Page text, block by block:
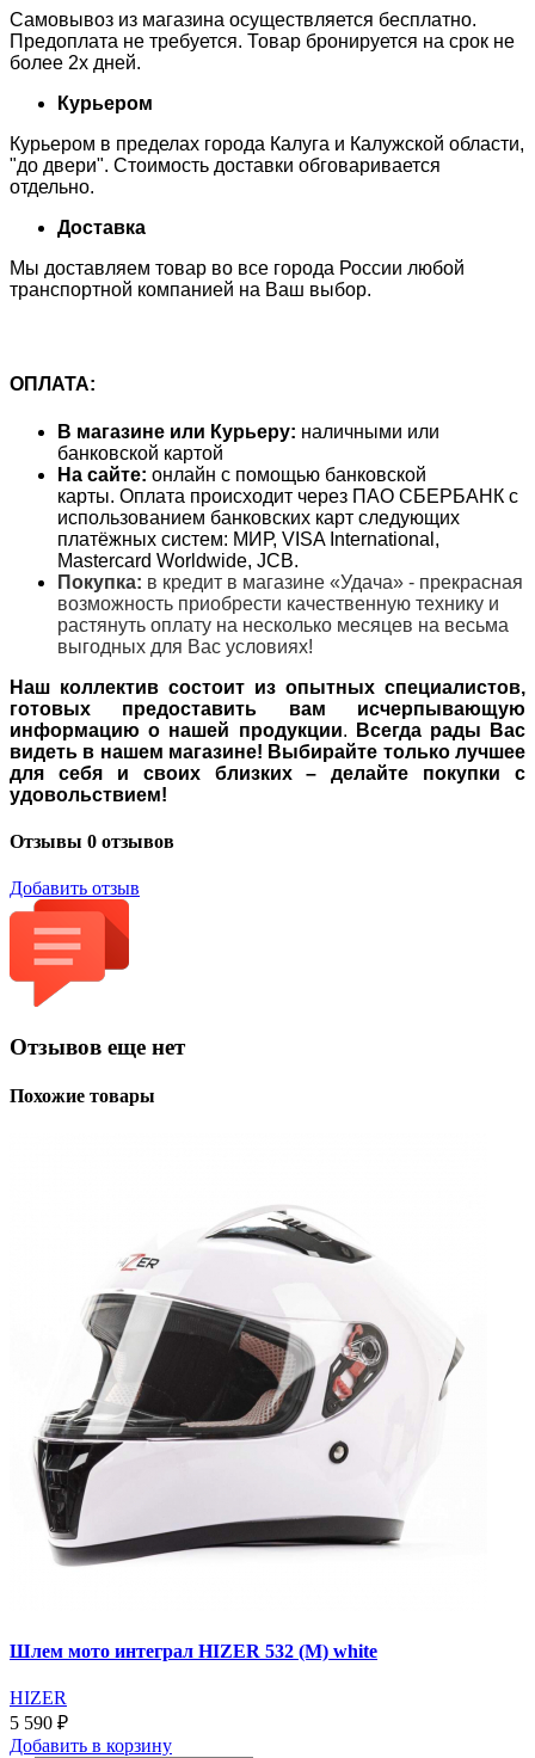
Самовывоз из магазина осуществляется бесплатно.
Предоплата не требуется. Товар бронируется на срок не
более 2х дней.
Курьером
Курьером в пределах города Калуга и Калужской области,
"до двери". Стоимость доставки обговаривается
отдельно.
Доставка
Мы доставляем товар во все города России любой
транспортной компанией на Ваш выбор.
ОПЛАТА:
В магазине или Курьеру: наличными или
банковской картой
На сайте: онлайн с помощью банковской
карты. Оплата происходит через ПАО СБЕРБАНК с
использованием банковских карт следующих
платёжных систем: МИР, VISA International,
Mastercard Worldwide, JCB.
Покупка: в кредит в магазине «Удача» - прекрасная
возможность приобрести качественную технику и
растянуть оплату на несколько месяцев на весьма
выгодных для Вас условиях!
Наш коллектив состоит из опытных специалистов,
готовых предоставить вам исчерпывающую
информацию о нашей продукции.
Всегда рады Вас
видеть в нашем магазине! Выбирайте только лучшее
для себя и своих близких – делайте покупки с
удовольствием!
Отзывы 0 отзывов
Добавить отзыв
Отзывов еще нет
Похожие товары
Шлем мото интеграл HIZER 532 (M) white
HIZER
5 590 ₽
Добавить в корзину